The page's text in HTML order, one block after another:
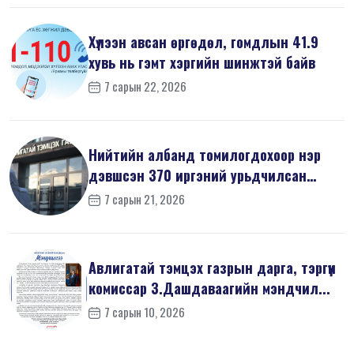
Хүлээн авсан өргөдөл, гомдлын 41.9
хувь нь гэмт хэргийн шинжтэй байв
7 сарын 22, 2026
Нийтийн албанд томилогдохоор нэр
дэвшсэн 370 иргэний урьдчилсан
мэдүүл...
7 сарын 21, 2026
Авлигатай тэмцэх газрын дарга, тэргүүн
комиссар З.Дашдаваагийн мэндчил...
7 сарын 10, 2026